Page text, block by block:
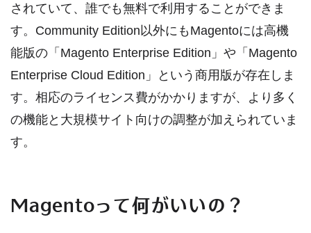
されていて、誰でも無料で利用することができま
す。Community Edition以外にもMagentoには高機
能版の「Magento Enterprise Edition」や「Magento
Enterprise Cloud Edition」という商用版が存在しま
す。相応のライセンス費がかかりますが、より多く
の機能と大規模サイト向けの調整が加えられていま
す。
Magentoって何がいいの？